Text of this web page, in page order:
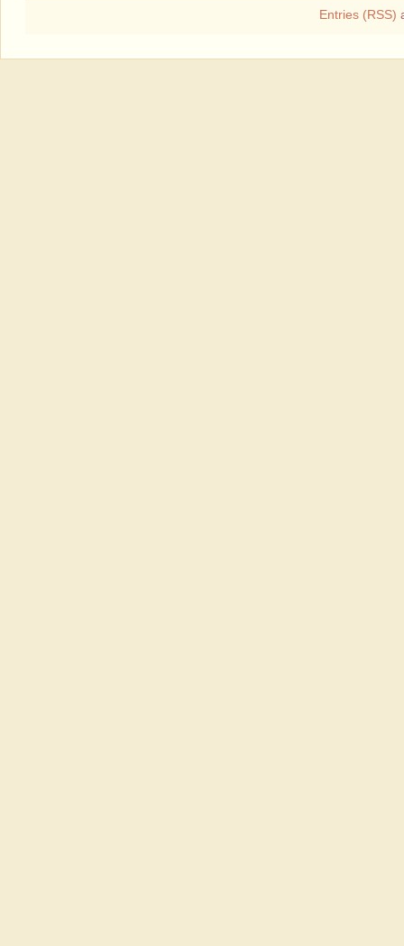
Entries (RSS)